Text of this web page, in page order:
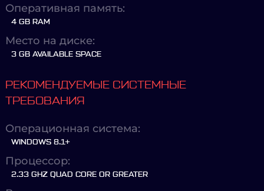
Оперативная память:
4 GB RAM
Место на диске:
3 GB AVAILABLE SPACE
РЕКОМЕНДУЕМЫЕ СИСТЕМНЫЕ
ТРЕБОВАНИЯ
Операционная система:
WINDOWS 8.1+
Процессор:
2.33 GHZ QUAD CORE OR GREATER